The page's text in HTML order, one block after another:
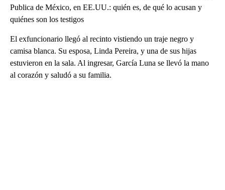
Publica de México, en EE.UU.: quién es, de qué lo acusan y
quiénes son los testigos
El exfuncionario llegó al recinto vistiendo un traje negro y
camisa blanca. Su esposa, Linda Pereira, y una de sus hijas
estuvieron en la sala. Al ingresar, García Luna se llevó la mano
al corazón y saludó a su familia.